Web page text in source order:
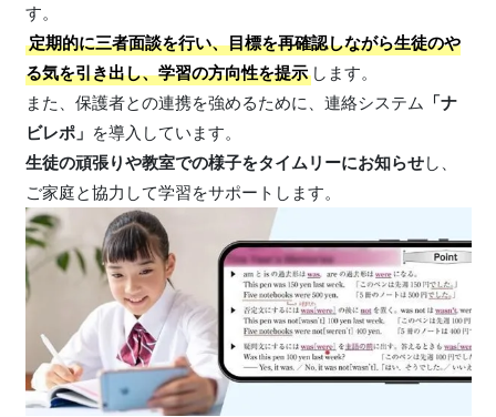
す。
定期的に三者面談を行い、目標を再確認しながら生徒のや
る気を引き出し、学習の方向性を提示します。
また、保護者との連携を強めるために、連絡システム 「ナ
ビレポ」 を導入しています。
生徒の頑張りや教室での様子をタイムリーにお知らせし、
ご家庭と協力して学習をサポートします。